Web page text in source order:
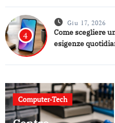
4
Giu 17, 2026
Come scegliere
esigenze
Computer-Tech